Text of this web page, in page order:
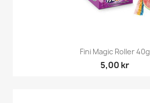
Fini Magic Roller 40g
5,00 kr